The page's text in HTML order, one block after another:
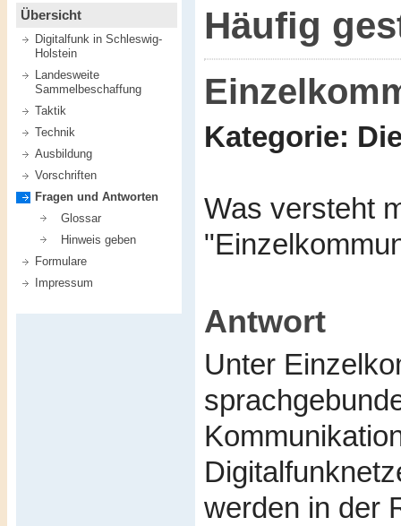
Übersicht
Digitalfunk in Schleswig-
Holstein
Landesweite
Sammelbeschaffung
Taktik
Technik
Ausbildung
Vorschriften
Fragen und Antworten
Glossar
Hinweis geben
Formulare
Impressum
Häufig
Kategorie:
Was versteht
Antwort
Unter
werden in der